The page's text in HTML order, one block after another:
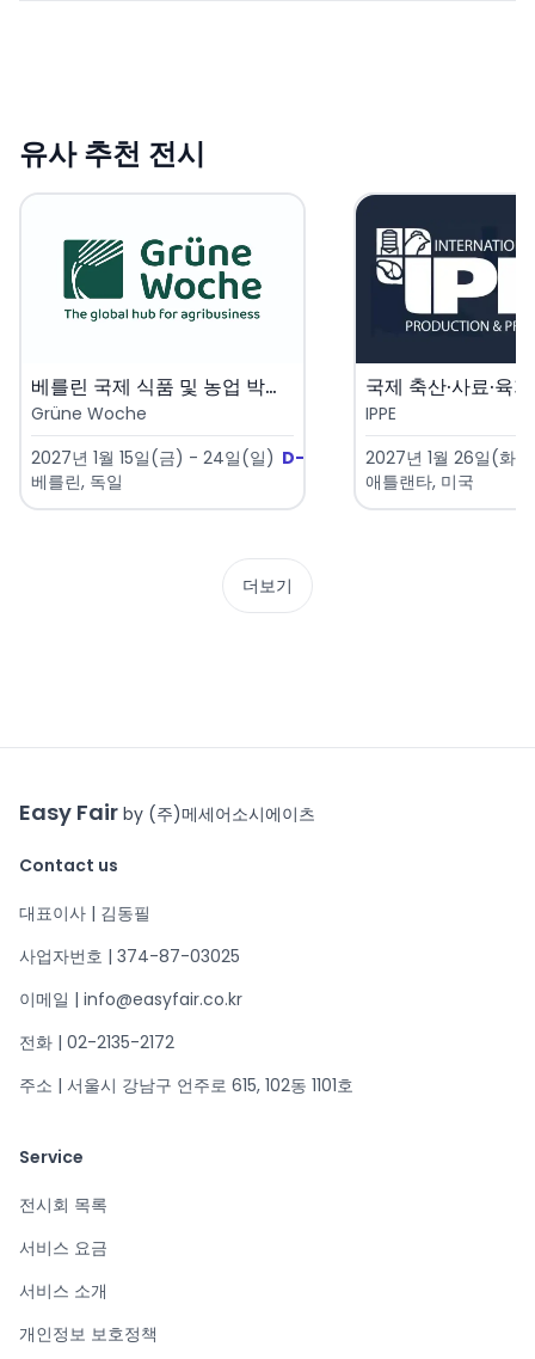
유사 추천 전시
베를린 국제 식품 및 농업 박람회..
Grüne Woche
2027년 1월 15일(금) - 24일(일) D-161
베를린, 독일
IPPE
2027년 1월 26일(화
애틀랜타, 미국
더보기
Easy Fair by (주)메세어소시에이츠
Contact us
대표이사 | 김동필
사업자번호 | 374-87-03025
이메일 | info@easyfair.co.kr
전화 | 02-2135-2172
주소 | 서울시 강남구 언주로 615, 102동 1101호
Service
전시회 목록
서비스 요금
서비스 소개
개인정보 보호정책